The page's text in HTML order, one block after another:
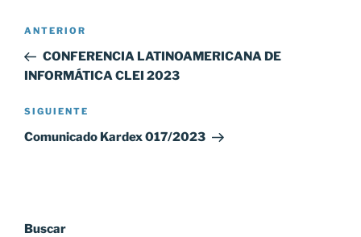
Navegación
entradas
Entrada
anterior:
ANTERIOR
CONFERENCIA LATINOAMERICANA DE
INFORMÁTICA CLEI 2023
Siguiente
entrada
SIGUIENTE
Comunicado Kardex 017/2023
Buscar